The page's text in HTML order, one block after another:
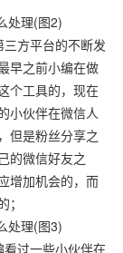
方平台的不断发
早之前小编在做
个工具的，现在
小伙伴在微信人
但是粉丝分享之
的微信好友之
增加机会的，而
过一些小伙伴在